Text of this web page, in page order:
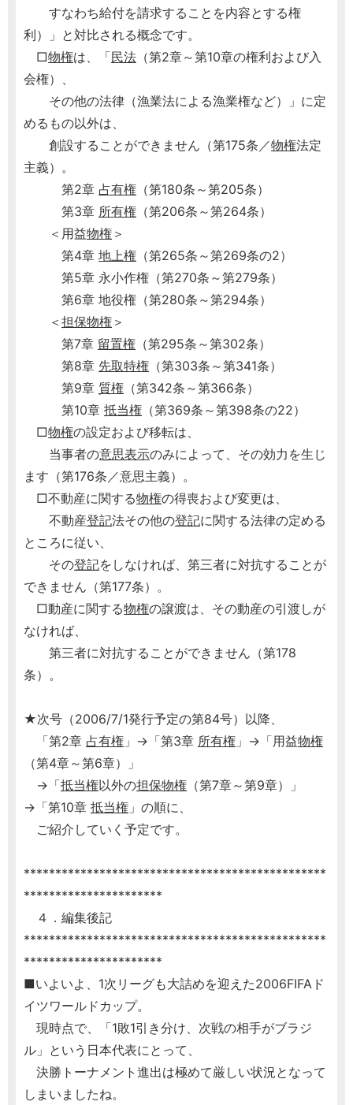
すなわち給付を請求することを内容とする権
利）」と対比される概念です。
□物権は、「民法 （第2章～第10章の権利および入
会権）、
その他の法律（漁業法による漁業権など）」に定
めるもの以外は、
創設することができません（第175条／物権法定
主義）。
第2章 占有権 （第180条～第205条）
第3章 所有権 （第206条～第264条）
＜用益物権 ＞
第4章 地上権 （第265条～第269条の2）
第5章 永小作権（第270条～第279条）
第6章 地役権（第280条～第294条）
＜ 担保物権 ＞
第7章 留置権 （第295条～第302条）
第8章 先取特権 （第303条～第341条）
第9章 質権 （第342条～第366条）
第10章 抵当権 （第369条～第398条の22）
□物権の設定および移転は、
当事者の意思表示のみによって、その効力を生じ
ます（第176条／意思主義）。
□不動産に関する物権の得喪および変更は、
不動産登記法その他の登記に関する法律の定める
ところに従い、
その登記をしなければ、第三者に対抗することが
できません（第177条）。
□動産に関する物権の譲渡は、その動産の引渡しが
なければ、
第三者に対抗することができません（第178
条）。
★次号（2006/7/1発行予定の第84号）以降、
「第2章 占有権 」→「第3章 所有権 」→「用益物権
（第4章～第6章）」
→「抵当権以外の担保物権 （第7章～第9章）」
→「第10章 抵当権 」の順に、
ご紹介していく予定です。
************************************************
**********************
４．編集後記
************************************************
**********************
■いよいよ、1次リーグも大詰めを迎えた2006FIFAド
イツワールドカップ。
現時点で、「1敗1引き分け、次戦の相手がブラジ
ル」という日本代表にとって、
決勝トーナメント進出は極めて厳しい状況となって
しまいましたね。